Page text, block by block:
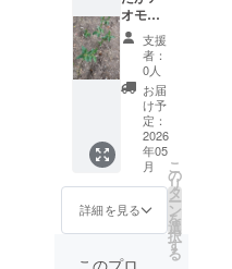
ン：素
泊り
「ご利
用はプ
ロジェ
クト終
了後
メール
にて調
整させ
ていた
だきま
オモジ
のオー
ナー
に！＆
アオモ
ジク
リーム
を贈り
ます】
オー
ナーに
なる
と、数
年後に
アオモ
支援
者：
0人
お届
け予
定：
2026
年05
月
詳細を見る
こ
の
リ
タ
ー
ン
を
選
択
す
る
このプロ